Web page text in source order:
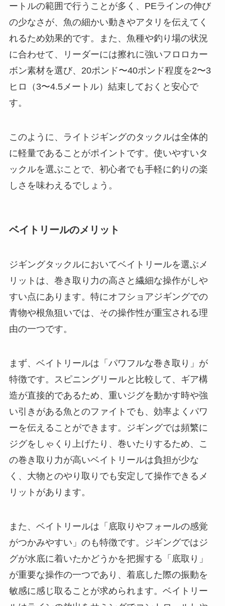
ートルの範囲で行うことが多く、PEラインの伸び
の少なさが、魚の細かい動きやアタリを伝えてく
れるため効果的です。また、魚種や釣り場の状況
に合わせて、リーダーには擦れに強いフロロカー
ボン素材を選び、20ポンド〜40ポンド程度を2〜3
ヒロ（3〜4.5メートル）結束しておくと安心で
す。
このように、ライトジギングのタックルは全体的
に軽量であることがポイントです。使いやすいタ
ックルを選ぶことで、初心者でも手軽に釣りの楽
しさを味わえるでしょう。
ベイトリールのメリット
ジギングタックルにおいてベイトリールを選ぶメ
リットは、巻き取り力の高さと繊細な操作がしや
すい点にあります。特にオフショアジギングでの
青物や根魚狙いでは、その操作性が重宝される理
由の一つです。
まず、ベイトリールは「パワフルな巻き取り」が
特徴です。スピニングリールと比較して、ギア構
造が直接的であるため、重いジグを動かす時や強
い引きがある魚とのファイトでも、効率よくパワ
ーを伝えることができます。ジギングでは頻繁に
ジグをしゃくり上げたり、巻いたりするため、こ
の巻き取り力が高いベイトリールは負担が少な
く、大物とのやり取りでも安定して操作できるメ
リットがあります。
また、ベイトリールは「底取りやフォールの感覚
がつかみやすい」のも特徴です。ジギングではジ
グが水底に着いたかどうかを把握する「底取り」
が重要な操作の一つであり、着底した際の振動を
敏感に感じ取ることが求められます。ベイトリー